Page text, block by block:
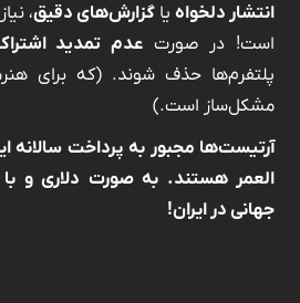
انتشار دلخواه یا گزارش‌های دقیق،
است! در صورت عدم تمدید
پلتفرم‌ها حذف شوند. (که برای
مشکل‌ساز است.)
آرتیست‌ها مجبور به پرداخت سالانه
العمر هستند. به صورت دلاری و
جهانی در ایران!